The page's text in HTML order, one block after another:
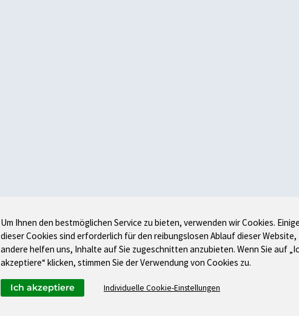
Um Ihnen den bestmöglichen Service zu bieten, verwenden wir Cookies.
dieser Cookies sind erforderlich für den reibungslosen Ablauf dieser Website,
andere helfen uns, Inhalte auf Sie zugeschnitten anzubieten. Wenn Sie auf
akzeptiere“ klicken, stimmen Sie der Verwendung von Cookies zu.
Individuelle Cookie-Einstellungen
Ich akzeptiere